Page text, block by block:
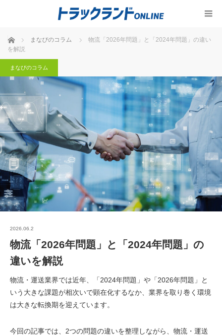
ホーム まなびのコラム
物流「2026年問題」と「2024年問題」の違い
を解説
まなびのコラム
2026.06.2
物流「2026年問題」と「2024年問題」の
違いを解説
物流・運送業界では近年、「2024年問題」や「2026年問題」と
いう大きな課題が相次いで顕在化するなか、業界を取り巻く環境
は大きな転換期を迎えています。
今回の記事では、2つの問題の違いを整理しながら、物流・運送